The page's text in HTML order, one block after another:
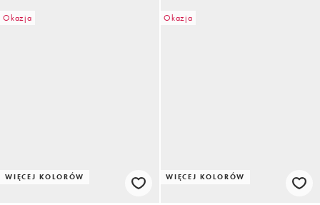
Okazja
WIĘCEJ KOLORÓW
Okazja
WIĘCEJ KOLORÓW